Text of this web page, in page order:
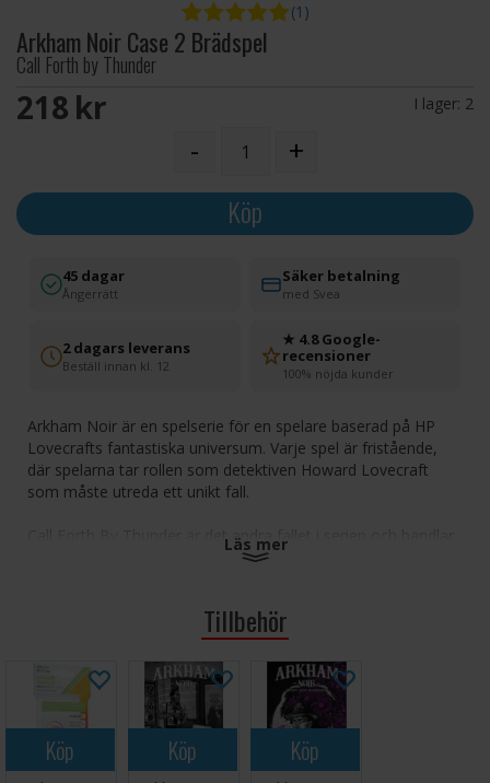
(1)
Arkham Noir Case 2 Brädspel
Call Forth by Thunder
218 SEK I lager: 2
- +
Köp
45 dagar
Ångerrätt
Säker betalning
med Svea
2 dagars leverans
Beställ innan kl. 12
★ 4.8 Google-
recensioner
100% nöjda kunder
Arkham Noir är en spelserie för en spelare baserad på HP
Lovecrafts fantastiska universum. Varje spel är fristående,
där spelarna tar rollen som detektiven Howard Lovecraft
som måste utreda ett unikt fall.
Call Forth By Thunder är det andra fallet i serien och handlar
om händelserna i följande berättelser: "The Lurking Fear"
tvingar spelarna att möta nya utmaningar på ett annorlunda
Antal spelare: 1
Ålder: 14+
Speltid: 30 minuter
Språk: Engelska
Läs mer
Tillbehör
Köp Köp Köp